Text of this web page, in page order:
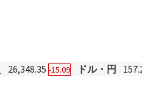
26,348.35 -15.09 ドル・円